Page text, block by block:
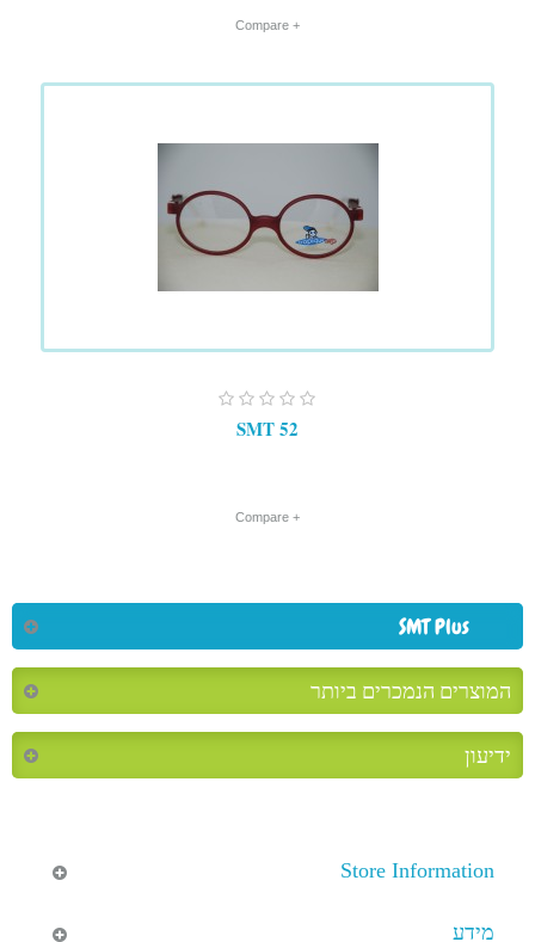
+ Compare
SMT 52
+ Compare
SMT Plus
המוצרים הנמכרים ביותר
ידיעון
Store Information
מידע